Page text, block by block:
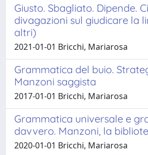
Giusto. Sbagliato. Dipende.
divagazioni sul giudicare la
altri)
2021-01-01 Bricchi, Mariarosa
Grammatica del buio.
Manzoni saggista
2017-01-01 Bricchi, Mariarosa
Grammatica universale e
davvero. Manzoni, la
2020-01-01 Bricchi, Mariarosa